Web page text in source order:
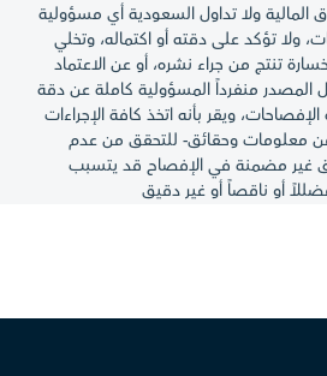
ولا تداول السعودية أي مسؤولية
ولا تؤكد على دقته أو اكتماله، وتخلي
تنتج من جراء نشره، أو عن الاعتماد
المصدر منفرداً المسؤولية كاملة عن دقة
ويقر بأنه اتخذ كافة الإجراءات
من معلومات وحقائق- للتحقق من عدم
غير مضمنة في الإفصاح قد يتسبب
أو ناقصاً أو غير دقيق